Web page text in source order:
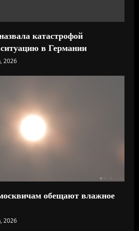
катастрофой
в Германии
2026
обещают влажное
2026